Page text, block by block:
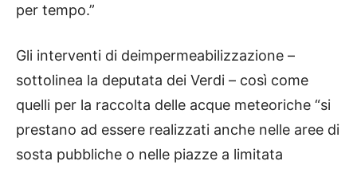
per tempo.”
Gli interventi di deimpermeabilizzazione –
sottolinea la deputata dei Verdi – così come
quelli per la raccolta delle acque meteoriche “si
prestano ad essere realizzati anche nelle aree di
sosta pubbliche o nelle piazze a limitata